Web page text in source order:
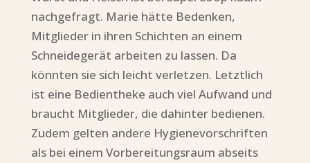
nachgefragt. Marie hätte Bedenken,
Mitglieder in ihren Schichten an einem
Schneidegerät arbeiten zu lassen. Da
könnten sie sich leicht verletzen. Letztlich
ist eine Bedientheke auch viel Aufwand und
braucht Mitglieder, die dahinter bedienen.
Zudem gelten andere Hygienevorschriften
als bei einem Vorbereitungsraum abseits